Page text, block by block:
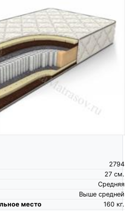
2794
см.
27
Средняя
Выше средней
место
кг.
160